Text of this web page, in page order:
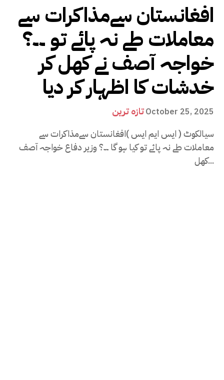
افغانستان سےمذاکرات سے
معاملات طے نہ پائے تو ۔۔؟
خواجہ آصف نے کھل کر
خدشات کا اظہار کر دیا
تازہ ترینOctober 25, 2025
سیالکوٹ ( ایس ایم ایس )افغانستان سےمذاکرات سے
معاملات طے نہ پائے تو کیا ہو گا ۔۔؟ وزیر دفاع خواجہ آصف
کھل...